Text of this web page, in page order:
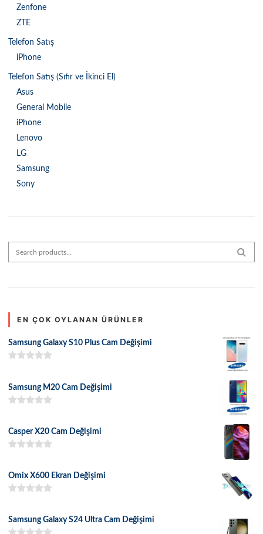
Zenfone
ZTE
Telefon Satış
iPhone
Telefon Satış (Sıfır ve İkinci El)
Asus
General Mobile
iPhone
Lenovo
LG
Samsung
Sony
Search for:
EN ÇOK OYLANAN ÜRÜNLER
Samsung Galaxy S10 Plus Cam Değişimi
Samsung M20 Cam Değişimi
Casper X20 Cam Değişimi
Omix X600 Ekran Değişimi
Samsung Galaxy S24 Ultra Cam Değişimi